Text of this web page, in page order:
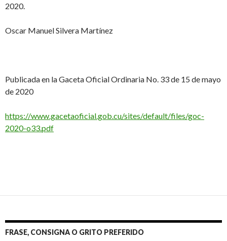
2020.
Oscar Manuel Silvera Martínez
Publicada en la Gaceta Oficial Ordinaria No. 33 de 15 de mayo
de 2020
https://www.gacetaoficial.gob.cu/sites/default/files/goc-
2020-o33.pdf
FRASE, CONSIGNA O GRITO PREFERIDO